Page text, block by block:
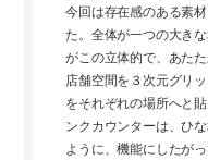
今回は存在感のある素
た。全体が一つの大き
がこの立体的で、あた
店舗空間を３次元グリ
をそれぞれの場所へと
ンクカウンターは、ひ
ように、機能にしたが